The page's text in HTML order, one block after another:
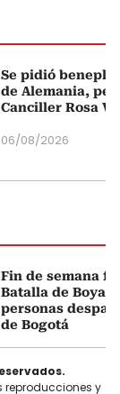
Se pidió
de Alemania,
Canciller Rosa
06/08/2026
Fin de semana
Batalla de
personas
de Bogotá
reproducciones y